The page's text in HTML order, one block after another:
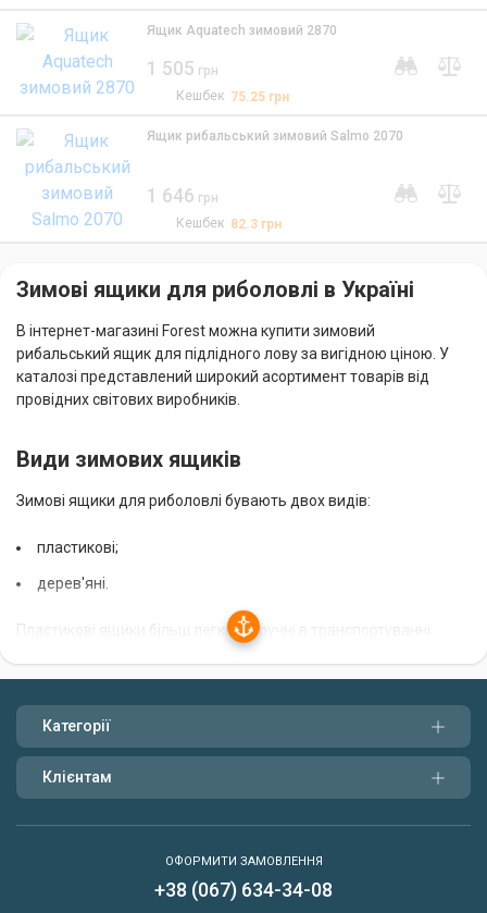
Ящик Aquatech зимовий 2870
1 505 грн
Кешбек 75.25 грн
Ящик рибальський зимовий Salmo 2070
1 646 грн
Кешбек 82.3 грн
Зимові ящики для риболовлі в Україні
В інтернет-магазині Forest можна купити зимовий
рибальський ящик для підлідного лову за вигідною ціною. У
каталозі представлений широкий асортимент товарів від
провідних світових виробників.
Види зимових ящиків
Зимові ящики для риболовлі бувають двох видів:
пластикові;
дерев'яні.
Пластикові ящики більш легкі та зручні в транспортуванні.
Вони не бояться вологи та морозу, тому можуть
використовуватися в будь-яких погодних умовах. Дерев'яні
Як вибрати зимовий ящик
При виборі зимового ящика для риболовлі слід враховувати
наступні фактори:
Категорії
Клієнтам
ОФОРМИТИ ЗАМОВЛЕННЯ
+38 (067) 634-34-08